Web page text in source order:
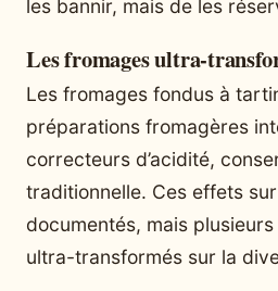
les bannir, mais de les
Les fromages ultra-
Les fromages fondus à
préparations fromagères
correcteurs d’acidité,
traditionnelle. Ces effets
documentés, mais
ultra-transformés sur la